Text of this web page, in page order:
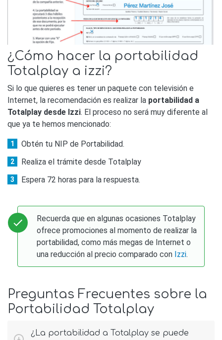
¿Cómo hacer la portabilidad
Totalplay a izzi?
Si lo que quieres es tener un paquete con televisión e
Internet, la recomendación es realizar la portabilidad a
Totalplay desde Izzi. El proceso no será muy diferente al
que ya te hemos mencionado:
Obtén tu NIP de Portabilidad.
Realiza el trámite desde Totalplay
Espera 72 horas para la respuesta.
Recuerda que en algunas ocasiones Totalplay
ofrece promociones al momento de realizar la
portabilidad, como más megas de Internet o
una reducción al precio comparado con Izzi.
Preguntas Frecuentes sobre la
Portabilidad Totalplay
¿La portabilidad a Totalplay se puede